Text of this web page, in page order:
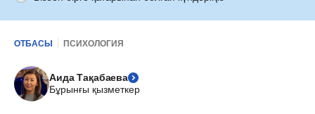
ОТБАСЫ ПСИХОЛОГИЯ
Аида Тақабаева
Бұрынғы қызметкер